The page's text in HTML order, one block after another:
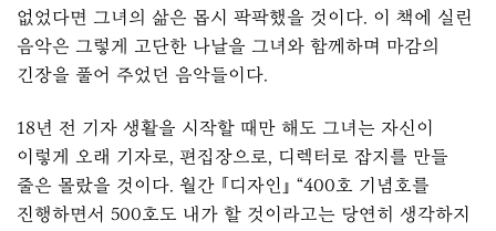
없었다면 그녀의 삶은 몹시 팍팍했을 것이다. 이 책에 실린
음악은 그렇게 고단한 나날을 그녀와 함께하며 마감의
긴장을 풀어 주었던 음악들이다.
18년 전 기자 생활을 시작할 때만 해도 그녀는 자신이
이렇게 오래 기자로, 편집장으로, 디렉터로 잡지를 만들
줄은 몰랐을 것이다. 월간 『디자인』 “400호 기념호를
진행하면서 500호도 내가 할 것이라고는 당연히 생각하지